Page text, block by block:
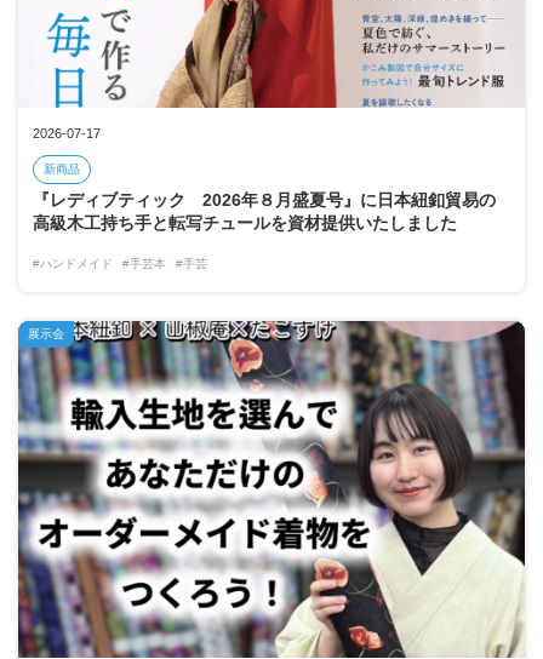
2026-07-17
新商品
『レディブティック 2026年８月盛夏号』に日本紐釦貿易の
高級木工持ち手と転写チュールを資材提供いたしました
#ハンドメイド #手芸本 #手芸
展示会